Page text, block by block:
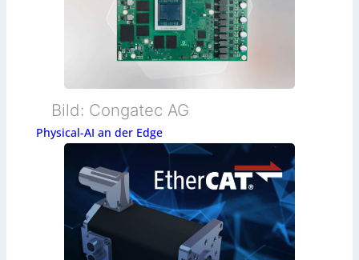
Bild: Congatec AG
Physical-AI an der Edge